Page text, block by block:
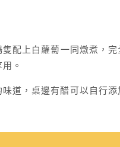
配上白蘿蔔一同燉煮，
。
道，桌邊有醋可以自行添